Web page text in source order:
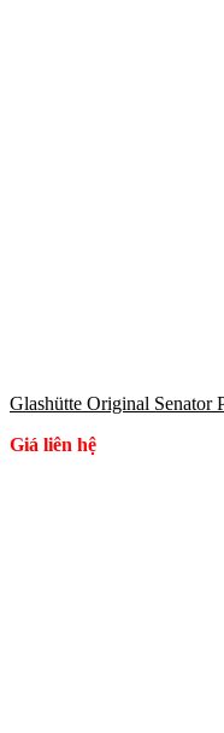
Glashütte Original Senator
Giá liên hệ